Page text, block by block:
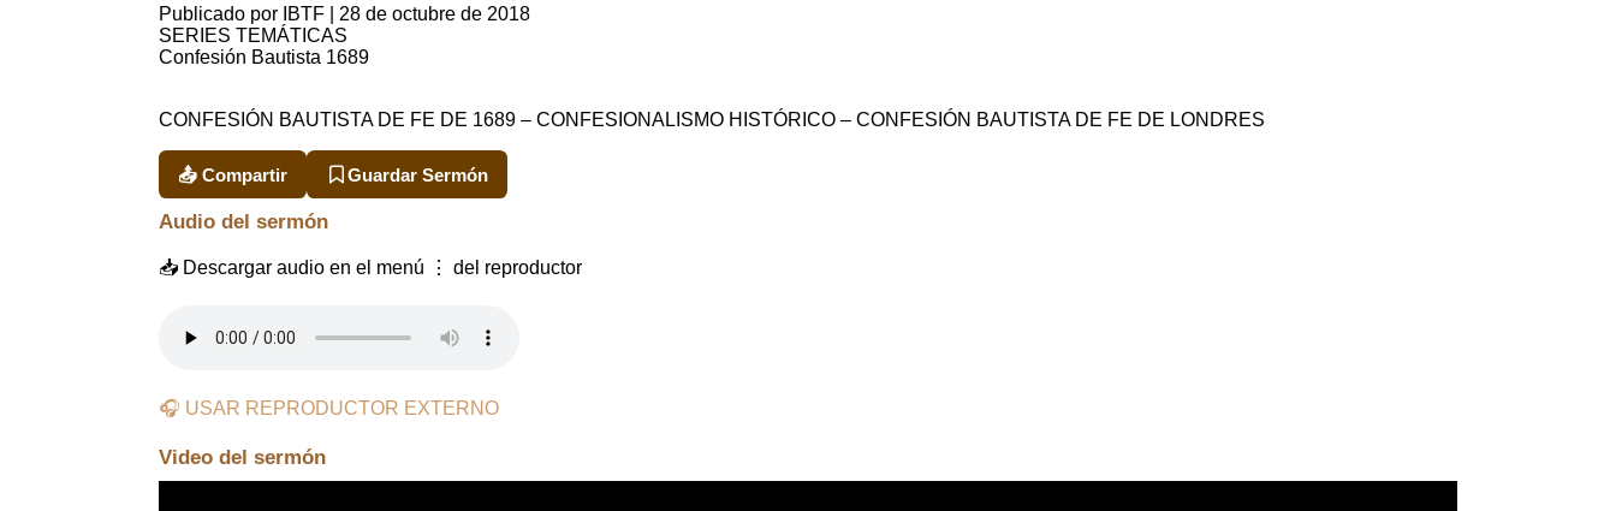
Publicado por IBTF
28 de octubre de 2018
SERIES TEMÁTICAS
Confesión Bautista 1689
CONFESIÓN BAUTISTA DE FE DE 1689 – CONFESIONALISMO HISTÓRICO – CONFESIÓN BAUTISTA DE FE DE LONDRES
📤 Compartir Guardar Sermón
Audio del sermón
📥 Descargar audio en el menú ⋮ del reproductor
🎧 USAR REPRODUCTOR EXTERNO
Video del sermón